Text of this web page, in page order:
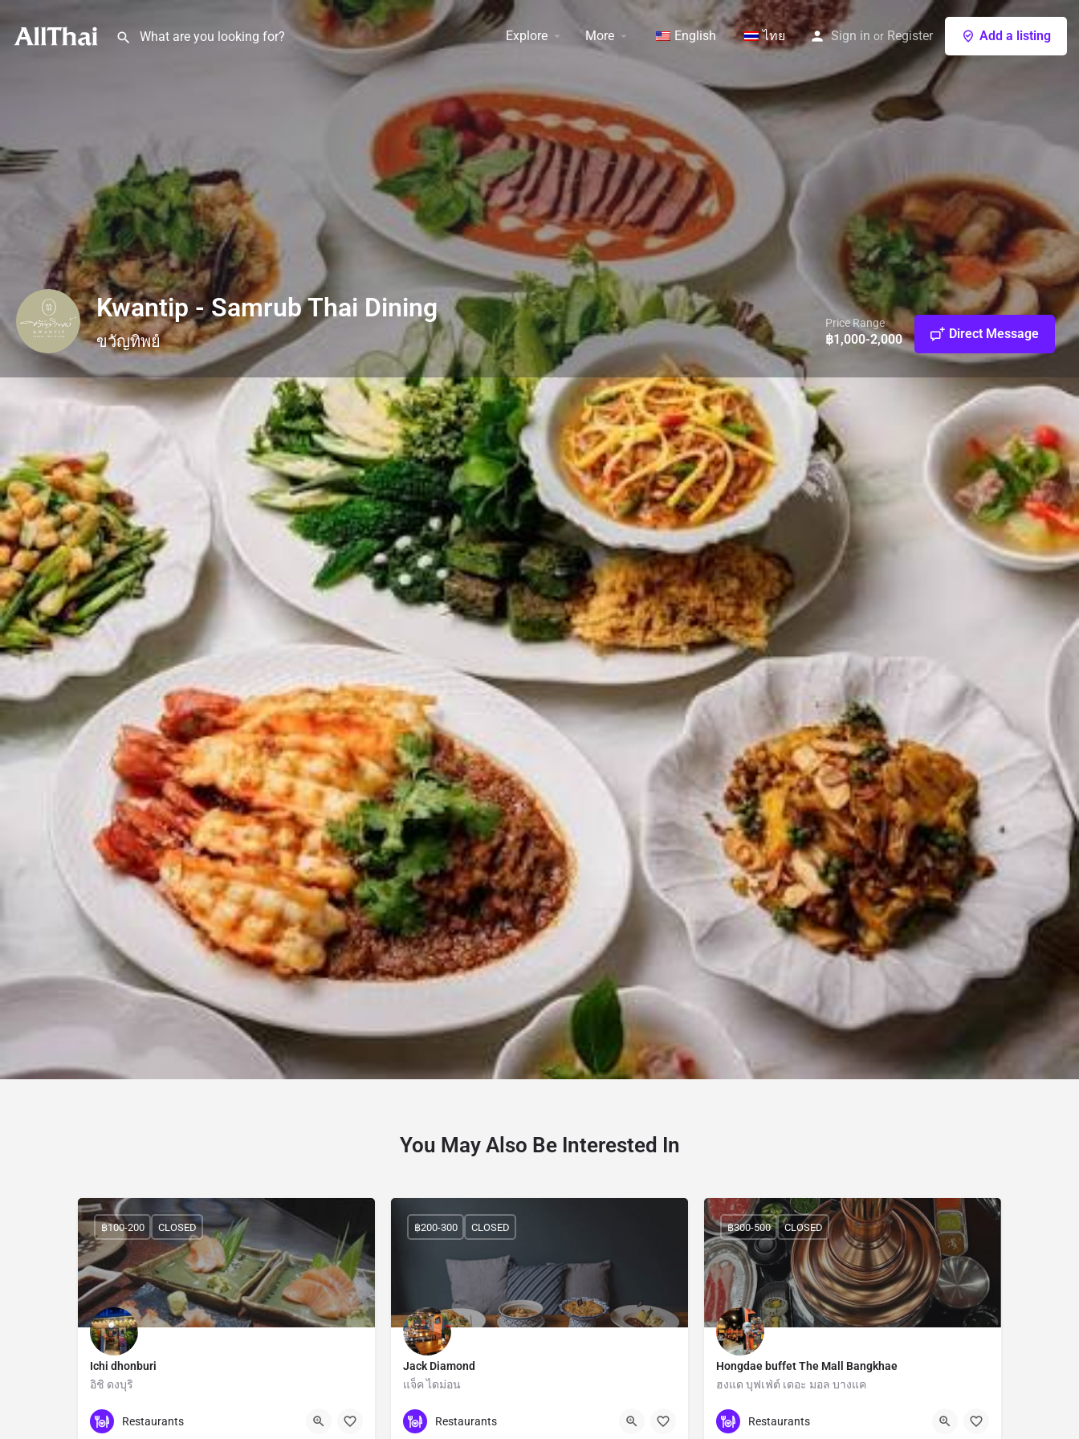
Explore More English ไทย Sign in or Register Add a listing
Kwantip - Samrub Thai Dining
ขวัญทิพย์
Price Range
฿1,000-2,000 Direct Message
Profile Reviews 0 Events 0 Jobs 0 Properties
Claim listing Get directions Leave a review Call now Bookmark Share Report
Description
ขวัญทิพย์ โดยเชฟป้อม – อาหารไทยชาววังแท้ ในบ้านทรงไทยย่านอารีย์
Social Networks
Facebook
Features
Parking Available
Category
Restaurants
Location
+
−
Leaflet OpenStreetMapcontributors
แขวงพญาไท, เขตพญาไท, กรุงเทพมหานคร, 10400, ประเทศไทย
Region
Bangkok
User
manager3
You May Also Be Interested In
Ichi dhonburi
อิชิ ดงบุริ
Bangkok
฿100-200 CLOSED
Restaurants
Jack Diamond
แจ็ค ไดม่อน
Bangkok
฿200-300 CLOSED
Restaurants
Hongdae buffet The Mall Bangkhae
ฮงแด บุฟเฟ่ต์ เดอะ มอล บางแค
Bangkok
฿300-500 CLOSED
Restaurants